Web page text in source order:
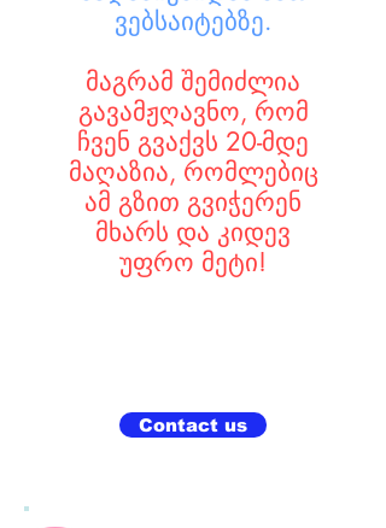
ვებსაიტებზე.
მაგრამ შემიძლია
გავამჟღავნო, რომ
ჩვენ გვაქვს 20-მდე
მაღაზია, რომლებიც
ამ გზით გვიჭერენ
მხარს და კიდევ
უფრო მეტი!
Contact us